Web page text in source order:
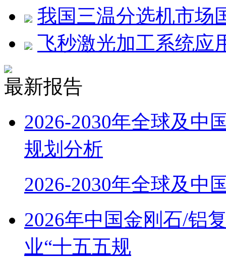
我国三温分选机市场
飞秒激光加工系统应
最新报告
2026-2030年全球及中
规划分析
2026-2030年全球及中
2026年中国金刚石/铝
业“十五五规